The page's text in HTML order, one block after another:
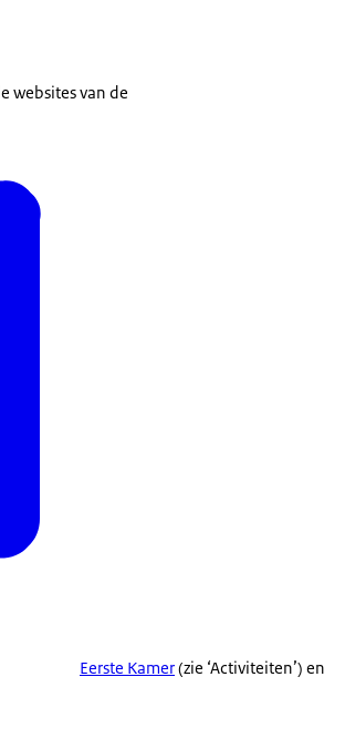
websites van de
Eerste Kamer(zie ‘Activiteiten’) en